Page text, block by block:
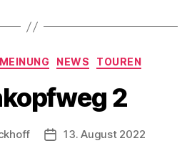
Kategorien
MEINUNG NEWS TOUREN
2
Veröffentlichungsdatum
13. August 2022